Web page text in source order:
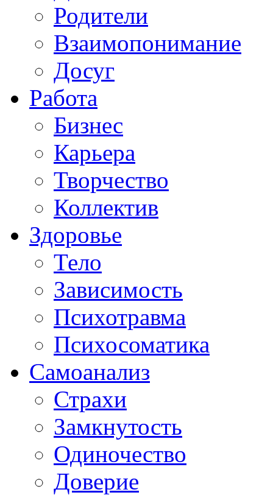
Родители
Взаимопонимание
Досуг
Работа
Бизнес
Карьера
Творчество
Коллектив
Здоровье
Тело
Зависимость
Психотравма
Психосоматика
Самоанализ
Страхи
Замкнутость
Одиночество
Доверие